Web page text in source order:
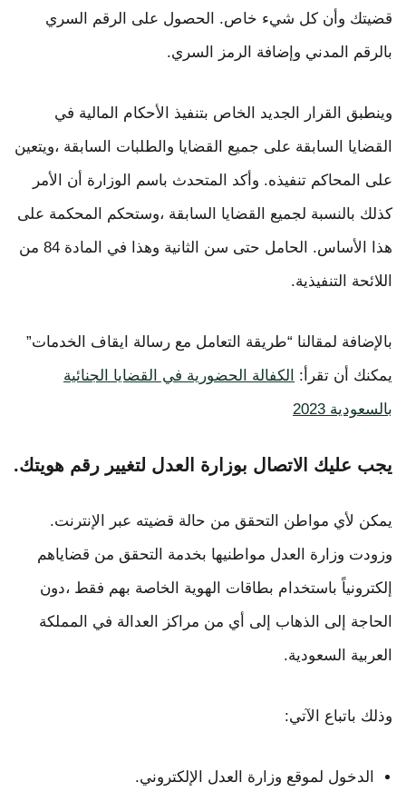
قضيتك وأن كل شيء خاص. الحصول على الرقم السري
بالرقم المدني وإضافة الرمز السري.
وينطبق القرار الجديد الخاص بتنفيذ الأحكام المالية في
القضايا السابقة على جميع القضايا والطلبات السابقة ،ويتعين
على المحاكم تنفيذه. وأكد المتحدث باسم الوزارة أن الأمر
كذلك بالنسبة لجميع القضايا السابقة ،وستحكم المحكمة على
هذا الأساس. الحامل حتى سن الثانية وهذا في المادة 84 من
اللائحة التنفيذية.
بالإضافة لمقالنا “طريقة التعامل مع رسالة ايقاف الخدمات”
يمكنك أن تقرأ:
الكفالة الحضورية في القضايا الجنائية
بالسعودية 2023
يجب عليك الاتصال بوزارة العدل لتغيير رقم هويتك.
يمكن لأي مواطن التحقق من حالة قضيته عبر الإنترنت.
وزودت وزارة العدل مواطنيها بخدمة التحقق من قضاياهم
إلكترونياً باستخدام بطاقات الهوية الخاصة بهم فقط ،دون
الحاجة إلى الذهاب إلى أي من مراكز العدالة في المملكة
العربية السعودية.
وذلك باتباع الآتي:
الدخول لموقع وزارة العدل الإلكتروني.